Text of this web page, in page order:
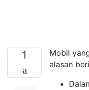
1
Mobil
alasan